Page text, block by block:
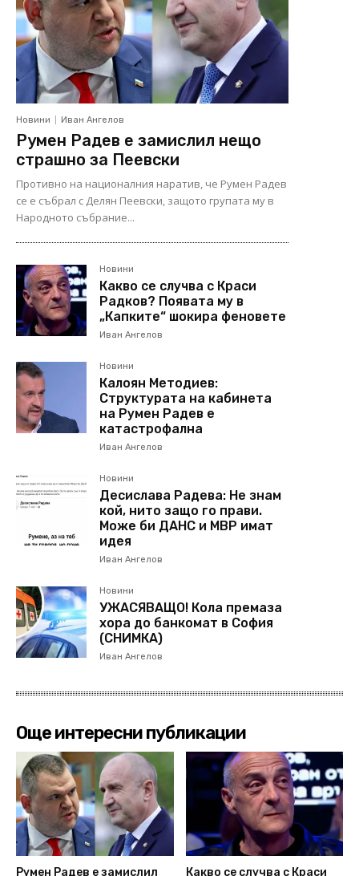
Новини Иван Ангелов
Румен Радев е замислил нещо
страшно за Пеевски
Противно на националния наратив, че Румен Радев
се е събрал с Делян Пеевски, защото групата му в
Народното събрание...
Новини
Какво се случва с Краси
Радков? Появата му в
„Капките“ шокира феновете
Иван Ангелов
Новини
Калоян Методиев:
Структурата на кабинета
на Румен Радев е
катастрофална
Иван Ангелов
Новини
Десислава Радева: Не знам
кой, нито защо го прави.
Може би ДАНС и МВР имат
идея
Иван Ангелов
Новини
УЖАСЯВАЩО! Кола премаза
хора до банкомат в София
(СНИМКА)
Иван Ангелов
Още интересни публикации
Румен Радев е замислил Какво се случва с Краси